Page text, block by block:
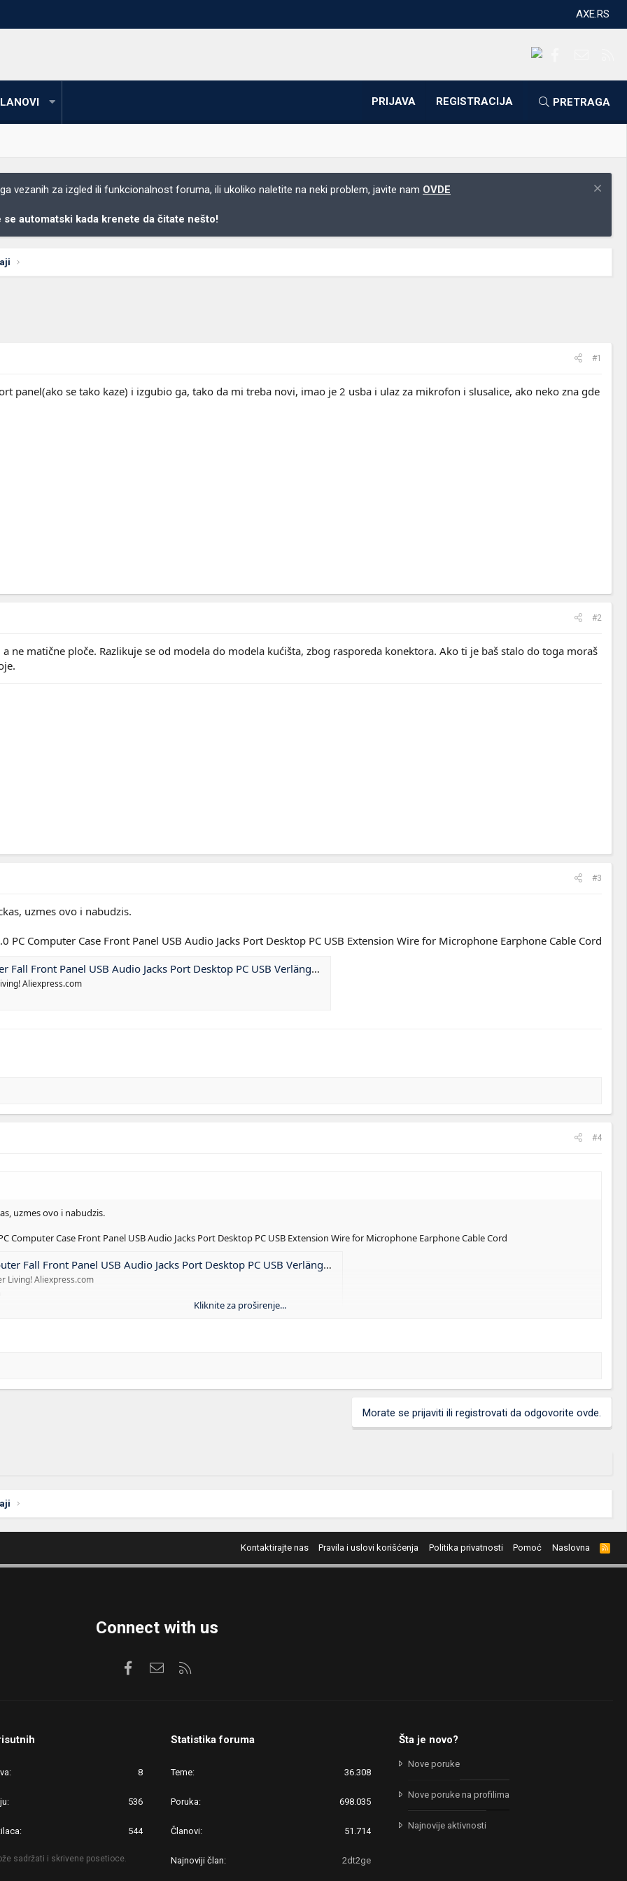
AXE.RS
PRIJAVA REGISTRACIJA PRETRAGA
vezanih za izgled ili funkcionalnost foruma, ili ukoliko naletite na neki problem, javite nam OVDE
se automatski kada krenete da čitate nešto!
#1
panel(ako se tako kaze) i izgubio ga, tako da mi treba novi, imao je 2 usba i ulaz za mikrofon i slusalice, ako neko zna gde
#2
a ne matične ploče. Razlikuje se od modela do modela kućišta, zbog rasporeda konektora. Ako ti je baš stalo do toga moraš
#3
uzmes ovo i nabudzis.
PC Computer Case Front Panel USB Audio Jacks Port Desktop PC USB Extension Wire for Microphone Earphone Cable Cord
USB Audio Jacks Port Desktop PC USB Verlängerung Draht für Mikrofon Kopfhörer kabel - AliExpress 7
Aliexpress.com
#4
uzmes ovo i nabudzis.
Computer Case Front Panel USB Audio Jacks Port Desktop PC USB Extension Wire for Microphone Earphone Cable Cord
Panel USB Audio Jacks Port Desktop PC USB Verlängerung Draht für Mikrofon Kopfhörer kabel - AliExpress 7
Living! Aliexpress.com
Kliknite za proširenje...
Morate se prijaviti ili registrovati da odgovorite ovde.
Kontaktirajte nas Pravila i uslovi korišćenja Politika privatnosti Pomoć Naslovna
R
S
S
Connect with us
FacebookKontaktirajte nas
8
536
544
sadržati i skrivene posetioce.
Statistika foruma
Teme 36.308
Poruka 698.035
Članovi 51.714
Najnoviji član 2dt2ge
Šta je novo?
Nove poruke
Nove poruke na profilima
Najnovije aktivnosti